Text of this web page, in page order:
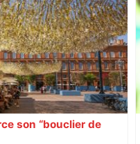
voir la finale du Top
Parisien
son “bouclier de